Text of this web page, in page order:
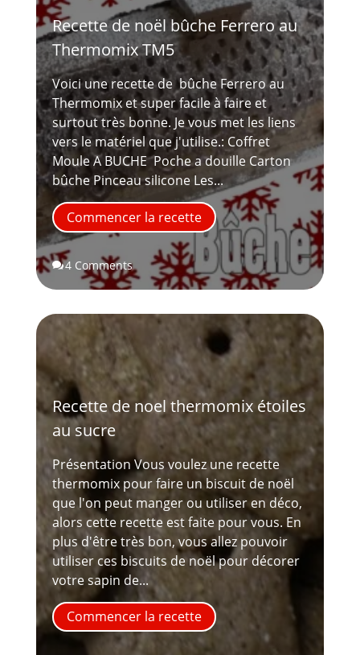
Recette de noël bûche Ferrero au
Thermomix TM5
Voici une recette de bûche Ferrero au
Thermomix et super facile à faire et
surtout très bonne. Je vous met les liens
vers le matériel que j'utilise.: Coffret
Moule A BUCHE Poche a douille Carton
bûche Pinceau silicone Les...
Commencer la recette
4 Comments
Recette de noel thermomix étoiles
au sucre
Présentation Vous voulez une recette
thermomix pour faire un biscuit de noël
que l'on peut manger ou utiliser en déco,
alors cette recette est faite pour vous. En
plus d'être très bon, vous allez pouvoir
utiliser ces biscuits de noël pour décorer
votre sapin de...
Commencer la recette